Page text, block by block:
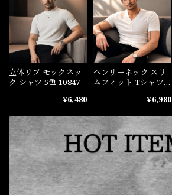
立体リブ モックネッ
ク シャツ 5色 10847
¥6,480
ヘンリーネック スリ
ムフィット Tシャツ 4
¥6,980